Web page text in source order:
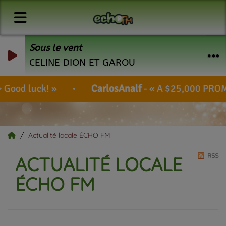
Sous le vent
CELINE DION ET GAROU
luck! CarlosAnalf- A $25,000 PROMO
Actualité locale ÉCHO FM
ACTUALITÉ LOCALE
ÉCHO FM
RSS